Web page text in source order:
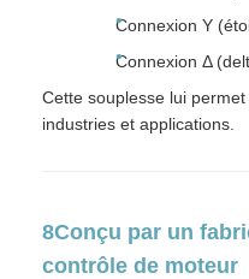
Connexion Y
Connexion Δ
Cette souplesse lui
industries et applications.
8Conçu par un
contrôle de moteur